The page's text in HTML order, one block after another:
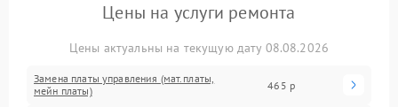
Цены на услуги ремонта
Цены актуальны на текущую дату 08.08.2026
Замена платы управления (мат.платы,
мейн платы)
465 р